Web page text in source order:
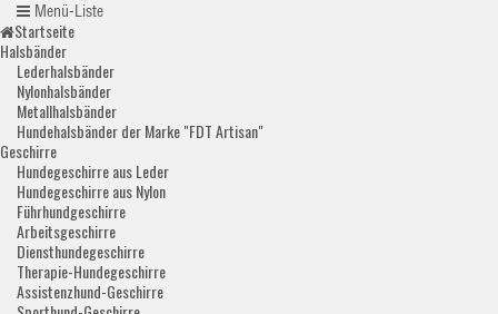
Menü-Liste
Startseite
Halsbänder
Lederhalsbänder
Nylonhalsbänder
Metallhalsbänder
Hundehalsbänder der Marke "FDT Artisan"
Geschirre
Hundegeschirre aus Leder
Hundegeschirre aus Nylon
Führhundgeschirre
Arbeitsgeschirre
Diensthundegeschirre
Therapie-Hundegeschirre
Assistenzhund-Geschirre